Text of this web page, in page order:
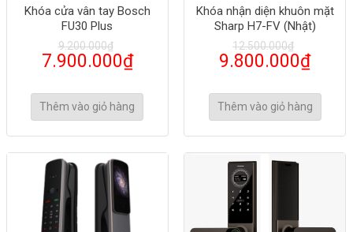
Khóa cửa vân tay Bosch
FU30 Plus
9.200.000₫
7.900.000₫
Thêm vào giỏ hàng
Khóa nhận diện khuôn mặt
Sharp H7-FV (Nhật)
12.500.000₫
9.800.000₫
Thêm vào giỏ hàng